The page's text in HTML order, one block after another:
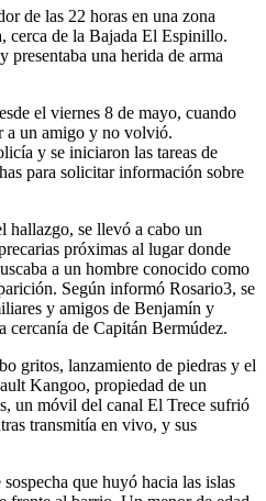
de las 22 horas en una zona
cerca de la Bajada El Espinillo.
presentaba una herida de arma
el viernes 8 de mayo, cuando
a un amigo y no volvió.
y se iniciaron las tareas de
para solicitar información sobre
hallazgo, se llevó a cabo un
próximas al lugar donde
a un hombre conocido como
Según informó Rosario3, se
y amigos de Benjamín y
cercanía de Capitán Bermúdez.
gritos, lanzamiento de piedras y el
Kangoo, propiedad de un
un móvil del canal El Trece sufrió
transmitía en vivo, y sus
que huyó hacia las islas